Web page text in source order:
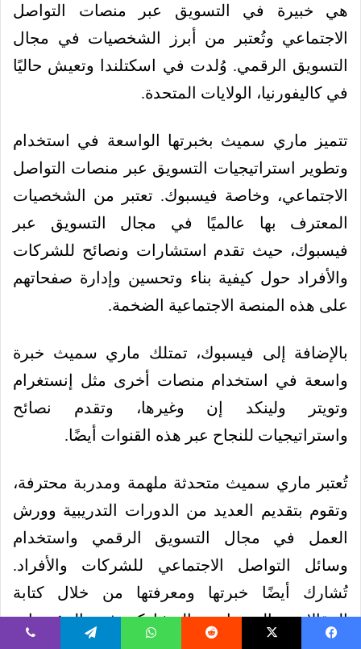
هي خبيرة في التسويق عبر منصات التواصل
الاجتماعي وتُعتبر من أبرز الشخصيات في مجال
التسويق الرقمي. وُلدت في اسكتلندا وتعيش حاليًا
في كاليفورنيا، الولايات المتحدة.
تتميز ماري سميث بخبرتها الواسعة في استخدام
وتطوير استراتيجيات التسويق عبر منصات التواصل
الاجتماعي، وخاصة فيسبوك. تعتبر من الشخصيات
المعترف بها عالميًا في مجال التسويق عبر
فيسبوك، حيث تقدم استشارات ونصائح للشركات
والأفراد حول كيفية بناء وتحسين وإدارة صفحاتهم
على هذه المنصة الاجتماعية الضخمة.
بالإضافة إلى فيسبوك، تمتلك ماري سميث خبرة
واسعة في استخدام منصات أخرى مثل إنستغرام
وتويتر ولينكد إن وغيرها، وتقدم نصائح
واستراتيجيات للنجاح عبر هذه القنوات أيضًا.
تُعتبر ماري سميث متحدثة ملهمة ومدربة محترفة،
وتقوم بتقديم العديد من الدورات التدريبية وورش
العمل في مجال التسويق الرقمي واستخدام
وسائل التواصل الاجتماعي للشركات والأفراد.
تُشارك أيضًا خبرتها ومعرفتها من خلال كتابة
المقالات والمدونات والمشاركة في المؤتمرات